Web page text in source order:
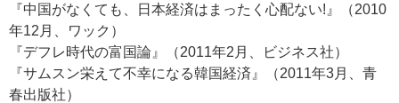
『中国がなくても、日本経済はまったく心配ない!』（2010
年12月、ワック）
『デフレ時代の富国論』（2011年2月、ビジネス社）
『サムスン栄えて不幸になる韓国経済』（2011年3月、青
春出版社）